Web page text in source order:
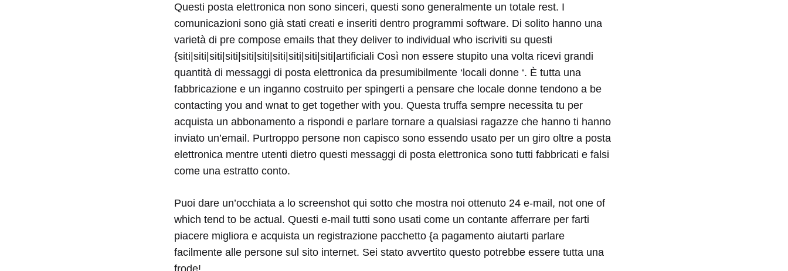
Questi posta elettronica non sono sinceri, questi sono generalmente un totale rest. I
comunicazioni sono già stati creati e inseriti dentro programmi software. Di solito hanno una
varietà di pre compose emails that they deliver to individual who iscriviti su questi
{siti|siti|siti|siti|siti|siti|siti|siti|siti|siti|artificiali Così non essere stupito una volta ricevi grandi
quantità di messaggi di posta elettronica da presumibilmente ‘locali donne ‘. È tutta una
fabbricazione e un inganno costruito per spingerti a pensare che locale donne tendono a be
contacting you and wnat to get together with you. Questa truffa sempre necessita tu per
acquista un abbonamento a rispondi e parlare tornare a qualsiasi ragazze che hanno ti hanno
inviato un’email. Purtroppo persone non capisco sono essendo usato per un giro oltre a posta
elettronica mentre utenti dietro questi messaggi di posta elettronica sono tutti fabbricati e falsi
come una estratto conto.
Puoi dare un’occhiata a lo screenshot qui sotto che mostra noi ottenuto 24 e-mail, not one of
which tend to be actual. Questi e-mail tutti sono usati come un contante afferrare per farti
piacere migliora e acquista un registrazione pacchetto {a pagamento aiutarti parlare
facilmente alle persone sul sito internet. Sei stato avvertito questo potrebbe essere tutta una
frode!